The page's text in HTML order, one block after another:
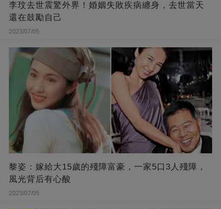
李玟去世震驚外界！婚姻失敗疾病纏身，去世當天
還在鼓勵自己
2023/07/05
黎姿：嫁給大15歲的殘障富豪，一家5口3人殘障，
風光背后有心酸
2023/07/05